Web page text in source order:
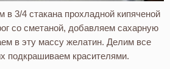
3/4 стакана прохладной кипяченой
со сметаной, добавляем сахарную
в эту массу желатин. Делим все
подкрашиваем красителями.